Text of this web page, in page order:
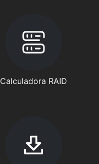
Calculadora RAID